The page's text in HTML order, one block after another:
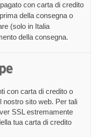
con carta di credito
della consegna o
(solo in Italia
della consegna.
con carta di credito o
nostro sito web. Per tali
SSL estremamente
tua carta di credito